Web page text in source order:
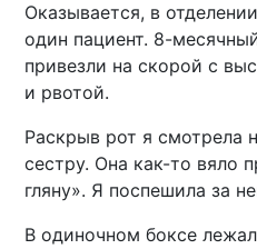
Оказывается, в
один пациент. 8-
привезли на скорой с
и рвотой.
Раскрыв рот я смотрела
сестру. Она как-то вяло
гляну». Я поспешила за
В одиночном боксе